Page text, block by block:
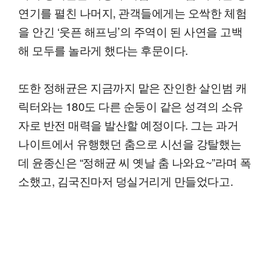
연기를 펼친 나머지, 관객들에게는 오싹한 체험
을 안긴 ‘웃픈 해프닝’의 주역이 된 사연을 고백
해 모두를 놀라게 했다는 후문이다.
또한 정해균은 지금까지 맡은 잔인한 살인범 캐
릭터와는 180도 다른 순둥이 같은 성격의 소유
자로 반전 매력을 발산할 예정이다. 그는 과거
나이트에서 유행했던 춤으로 시선을 강탈했는
데 윤종신은 “정해균 씨 옛날 춤 나와요~”라며 폭
소했고, 김국진마저 덩실거리게 만들었다고.